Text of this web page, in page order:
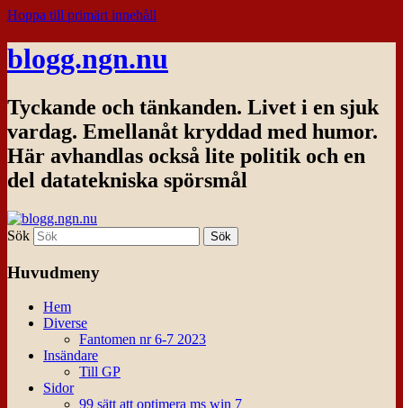
Hoppa till primärt innehåll
blogg.ngn.nu
Tyckande och tänkanden. Livet i en sjuk
vardag. Emellanåt kryddad med humor.
Här avhandlas också lite politik och en
del datatekniska spörsmål
Sök
Huvudmeny
Hem
Diverse
Fantomen nr 6-7 2023
Insändare
Till GP
Sidor
99 sätt att optimera ms win 7